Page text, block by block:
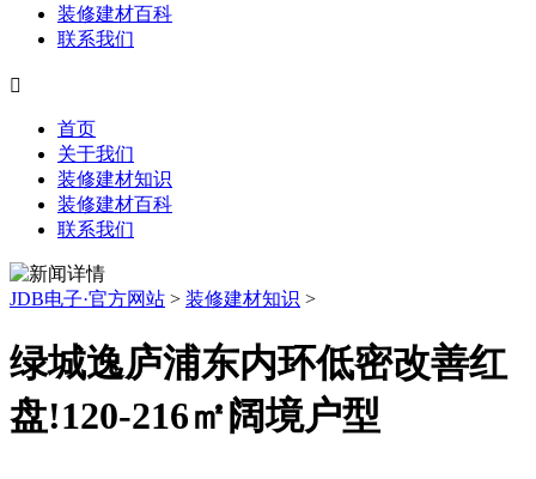
装修建材百科
联系我们

首页
关于我们
装修建材知识
装修建材百科
联系我们
JDB电子·官方网站 > 装修建材知识 >
绿城逸庐浦东内环低密改善红
盘!120-216㎡阔境户型